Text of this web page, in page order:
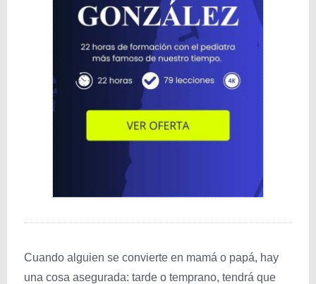
Cuando alguien se convierte en mamá o papá, hay
una cosa asegurada: tarde o temprano, tendrá que